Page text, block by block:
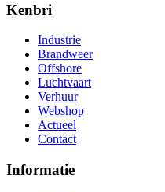
Kenbri
Industrie
Brandweer
Offshore
Luchtvaart
Verhuur
Webshop
Actueel
Contact
Informatie